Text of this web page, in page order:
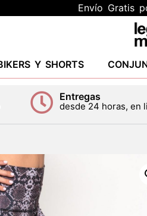
Envío Gratis
Y SHORTS
Entregas
desde 24 horas, en